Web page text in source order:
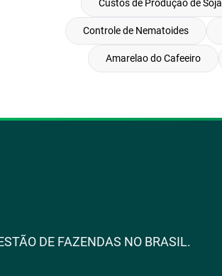
Custos de Produção de Soja
Controle de Nematoides
Amarelao do Cafeeiro
DE FAZENDAS NO BRASIL.